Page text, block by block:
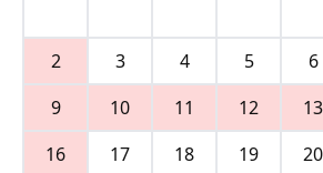
2
3 4 5 6
9
10 11 12 13
16
17 18 19 20